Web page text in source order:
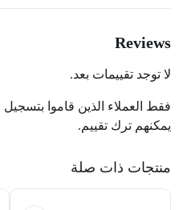
Reviews
لا توجد تقييمات بعد.
فقط العملاء الذين قاموا بتسجيل
يمكنهم ترك تقييم.
منتجات ذات صلة